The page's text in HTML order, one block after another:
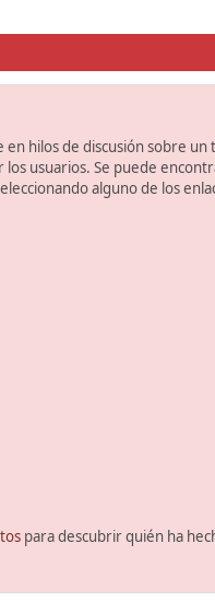
hilos de discusión sobre un
usuarios. Se puede
alguno de los
para descubrir quién ha